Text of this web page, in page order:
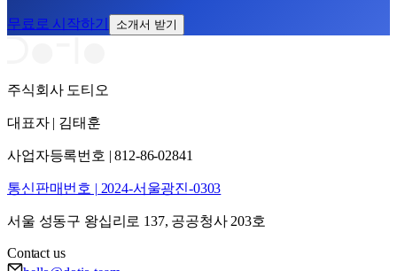
무료로 시작하기 소개서 받기
주식회사 도티오
대표자 | 김태훈
사업자등록번호 | 812-86-02841
통신판매번호 | 2024-서울광진-0303
서울 성동구 왕십리로 137, 공공청사 203호
Contact us